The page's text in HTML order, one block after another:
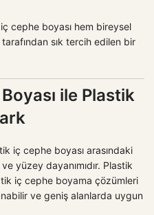
cephe boyası hem bireysel
sık tercih edilen bir
ile Plastik
iç cephe boyası arasındaki
yüzey dayanımıdır. Plastik
iç cephe boyama çözümleri
ve geniş alanlarda uygun